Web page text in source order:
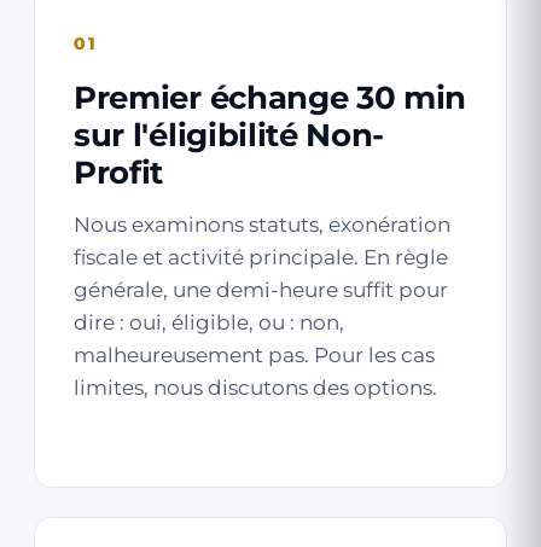
01
Premier échange 30 min
sur l'éligibilité Non-
Profit
Nous examinons statuts, exonération
fiscale et activité principale. En règle
générale, une demi-heure suffit pour
dire : oui, éligible, ou : non,
malheureusement pas. Pour les cas
limites, nous discutons des options.